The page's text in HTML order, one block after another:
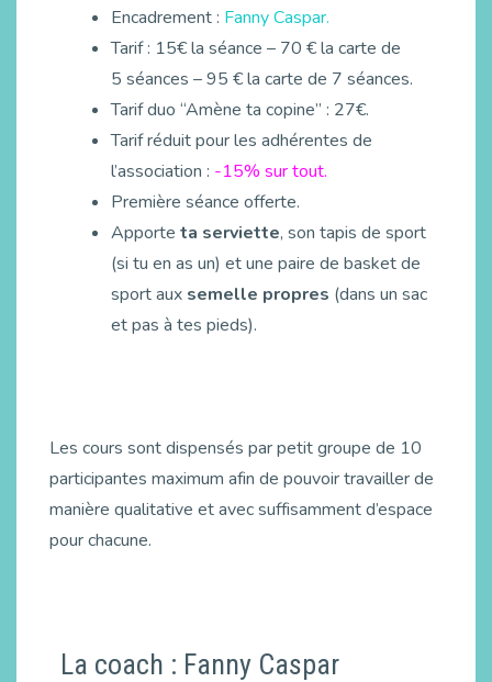
Encadrement : Fanny Caspar.
Tarif : 15€ la séance – 70 € la carte de
5 séances – 95 € la carte de 7 séances.
Tarif duo “Amène ta copine” : 27€.
Tarif réduit pour les adhérentes de
l’association : -15% sur tout.
Première séance offerte.
Apporte ta serviette, son tapis de sport
(si tu en as un) et une paire de basket de
sport aux semelle propres (dans un sac
et pas à tes pieds).
Les cours sont dispensés par petit groupe de 10
participantes maximum afin de pouvoir travailler de
manière qualitative et avec suffisamment d’espace
pour chacune.
La coach : Fanny Caspar